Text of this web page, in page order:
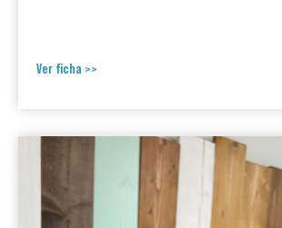
Ver ficha >>